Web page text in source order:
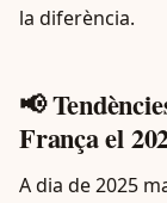
la diferència.
📢
França el
A dia de 2025